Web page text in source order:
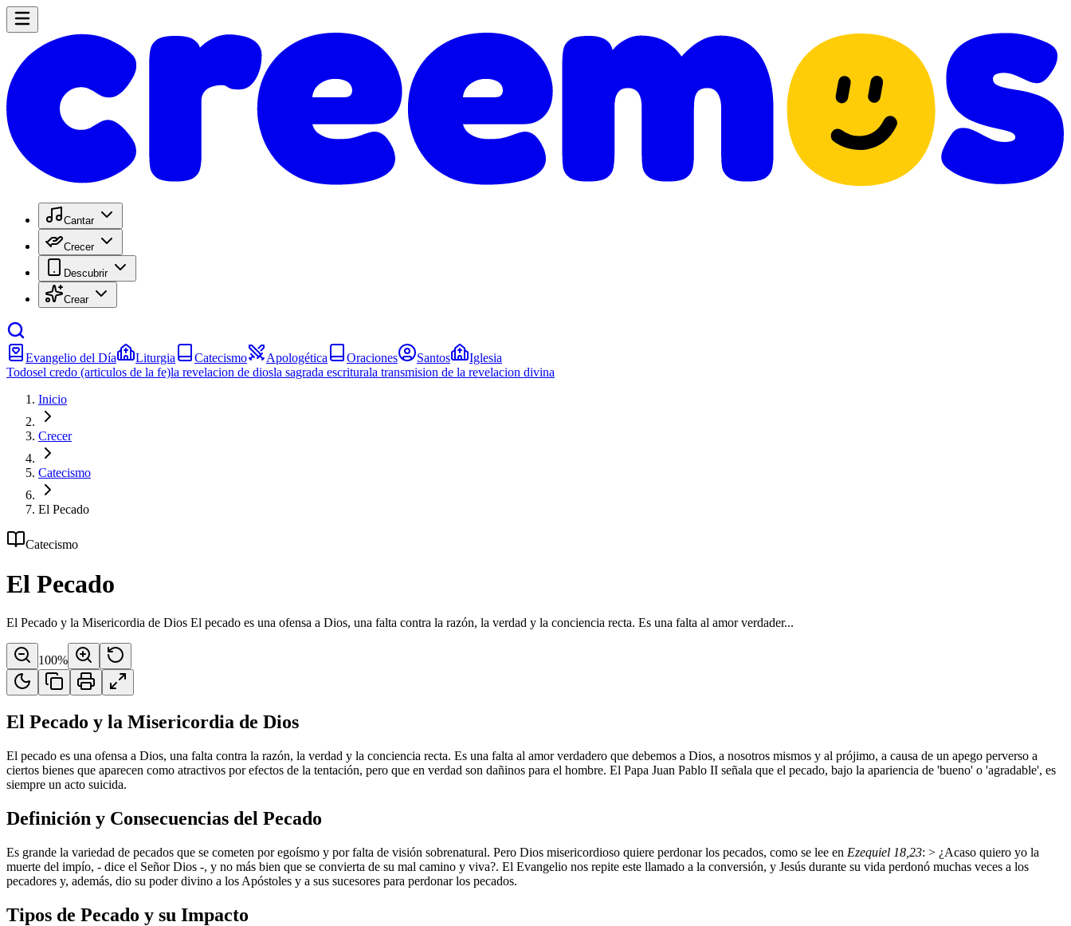
Cantar
Crecer
Descubrir
Crear
Evangelio del Día Liturgia Catecismo Apologética Oraciones Santos
Iglesia
Todosel credo (articulos de la fe)la revelacion de diosla sagrada escriturala transmision de la revelacion divina
Inicio
Crecer
Catecismo
El Pecado
Catecismo
El Pecado
El Pecado y la Misericordia de Dios El pecado es una ofensa a Dios, una falta contra la razón, la verdad y la conciencia recta. Es una falta al amor verdader...
100%
El Pecado y la Misericordia de Dios
El pecado es una ofensa a Dios, una falta contra la razón, la verdad y la conciencia recta. Es una falta al amor verdadero que debemos a Dios, a nosotros mismos y al prójimo, a causa de un apego perverso a
ciertos bienes que aparecen como atractivos por efectos de la tentación, pero que en verdad son dañinos para el hombre. El Papa Juan Pablo II señala que el pecado, bajo la apariencia de 'bueno' o 'agradable', es
siempre un acto suicida.
Definición y Consecuencias del Pecado
Es grande la variedad de pecados que se cometen por egoísmo y por falta de visión sobrenatural. Pero Dios misericordioso quiere perdonar los pecados, como se lee en Ezequiel 18,23: > ¿Acaso quiero yo la
muerte del impío, - dice el Señor Dios -, y no más bien que se convierta de su mal camino y viva?. El Evangelio nos repite este llamado a la conversión, y Jesús durante su vida perdonó muchas veces a los
pecadores y, además, dio su poder divino a los Apóstoles y a sus sucesores para perdonar los pecados.
Tipos de Pecado y su Impacto